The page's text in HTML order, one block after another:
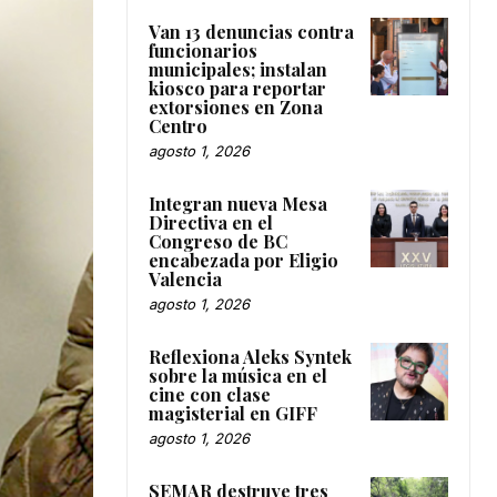
Van 13 denuncias contra
funcionarios
municipales; instalan
kiosco para reportar
extorsiones en Zona
Centro
agosto 1, 2026
Integran nueva Mesa
Directiva en el
Congreso de BC
encabezada por Eligio
Valencia
agosto 1, 2026
Reflexiona Aleks Syntek
sobre la música en el
cine con clase
magisterial en GIFF
agosto 1, 2026
SEMAR destruye tres